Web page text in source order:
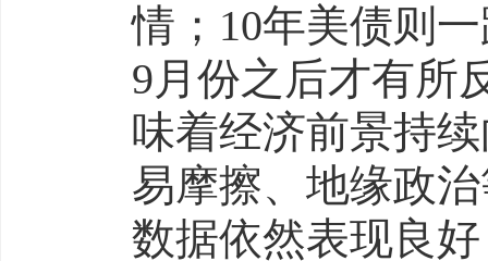
情；10年美债则
9月份之后才有所
味着经济前景持
易摩擦、地缘政
数据依然表现良